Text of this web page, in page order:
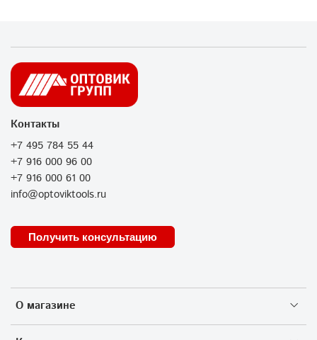
О магазине
Контакты
+7 495 784 55 44
+7 916 000 96 00
+7 916 000 61 00
info@optoviktools.ru
Получить консультацию